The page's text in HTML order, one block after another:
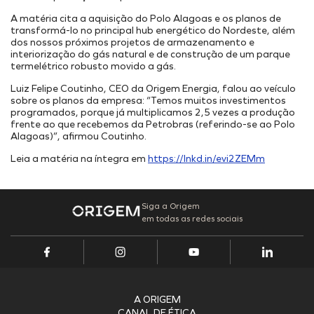
Endereços
Nossos Ativos
INFRAESTRUTURA PORTUÁRIA
TAMAC (MAC11A)
OPMAC
Projetos Incentivados
Pesquisa, Desenvolvimento & Inovação
Segurança
A matéria cita a aquisição do Polo Alagoas e os planos de
transformá-lo no principal hub energético do Nordeste, além
dos nossos próximos projetos de armazenamento e
interiorização do gás natural e de construção de um parque
termelétrico robusto movido a gás.
Luiz Felipe Coutinho, CEO da Origem Energia, falou ao veículo
sobre os planos da empresa: “Temos muitos investimentos
programados, porque já multiplicamos 2,5 vezes a produção
frente ao que recebemos da Petrobras (referindo-se ao Polo
Alagoas)”, afirmou Coutinho.
Leia a matéria na íntegra em https://lnkd.in/evi2ZEMm
Siga a Origem
em todas as redes sociais
A ORIGEM